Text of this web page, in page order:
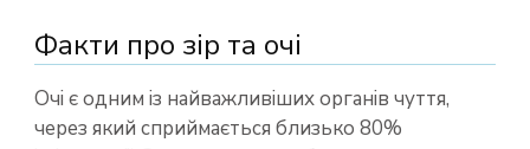
Факти про зір та очі
Очі є одним із найважливіших органів чуття,
через який сприймається близько 80%